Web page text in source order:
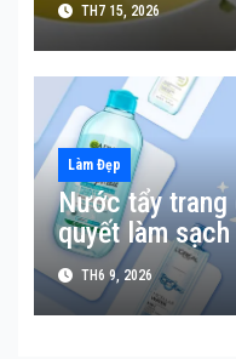
TH7 15, 2026
Làm Đẹp
Nước tẩy trang
quyết làm
TH6 9, 2026